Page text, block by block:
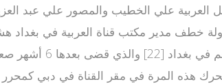
الصحفي جواد